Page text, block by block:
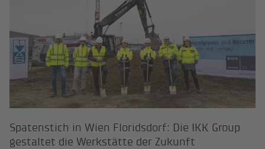
Spatenstich in Wien Floridsdorf: Die IKK Group
gestaltet die Werkstätte der Zukunft